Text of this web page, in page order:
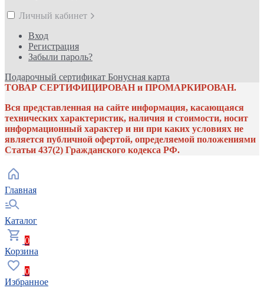
Личный кабинет
Вход
Регистрация
Забыли пароль?
Подарочный сертификат Бонусная карта
ТОВАР СЕРТИФИЦИРОВАН и ПРОМАРКИРОВАН.
Вся представленная на сайте информация, касающаяся
технических характеристик, наличия и стоимости, носит
информационный характер и ни при каких условиях не
является публичной офертой, определяемой положениями
Статьи 437(2) Гражданского кодекса РФ.
Главная
Каталог
0
Корзина
0
Избранное